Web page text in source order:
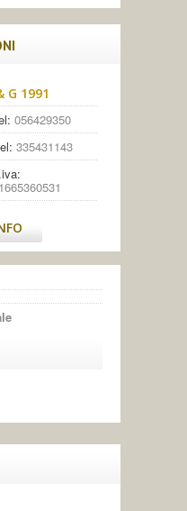
G 1991
056429350
335431143